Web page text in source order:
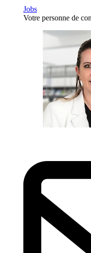
Jobs
Votre personne de